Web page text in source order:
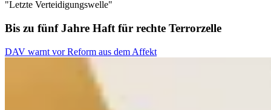
"Letzte Verteidigungswelle"
Bis zu fünf Jahre Haft für rechte Terrorzelle
DAV warnt vor Reform aus dem Affekt